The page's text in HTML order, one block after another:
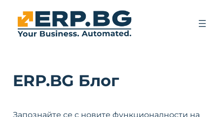
ERP.BG Блог
Запознайте се с новите функционалности на